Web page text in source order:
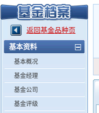
添富优势 华安宏利 上证180价值ETF
返回基金品种页
基本资料
基本概况
基金经理
基金公司
基金评级